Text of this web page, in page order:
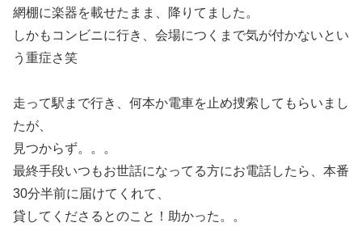
網棚に楽器を載せたまま、降りてました。
しかもコンビニに行き、会場につくまで気が付かないとい
う重症さ笑
走って駅まで行き、何本か電車を止め捜索してもらいまし
たが、
見つからず。。。
最終手段いつもお世話になってる方にお電話したら、本番
30分半前に届けてくれて、
貸してくださるとのこと！助かった。。